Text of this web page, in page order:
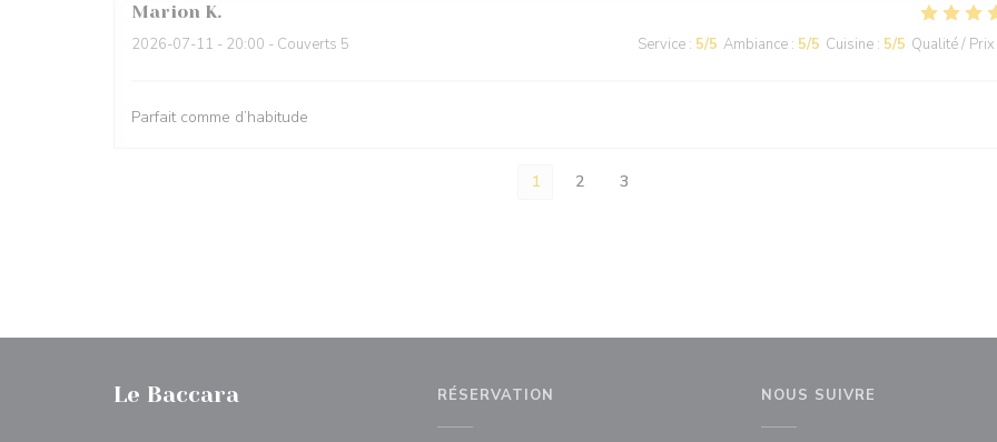
Marion K
2026-07-11 - 20:00 - Couverts 5 Service : 5/5 Ambiance : 5/5 Cuisine : 5/5 Qualité / Prix
Parfait comme d’habitude
1 2 3
Le Baccara RÉSERVATION NOUS SUIVRE